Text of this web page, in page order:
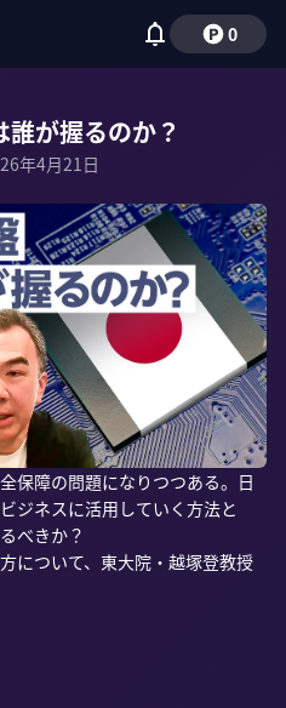
0
が握るのか？
年4月21日
保障の問題になりつつある。日
ジネスに活用していく方法と
べきか？
について、東大院・越塚登教授